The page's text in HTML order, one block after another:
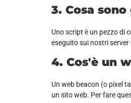
3. Cosa
Uno script è un pezzo di
eseguito sui nostri
4. Cos'è un
Un web beacon (o pixel
un sito web. Per fare